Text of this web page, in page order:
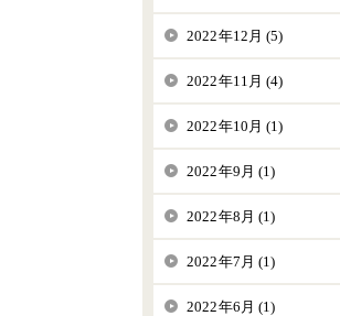
2022年12月 (5)
2022年11月 (4)
2022年10月 (1)
2022年9月 (1)
2022年8月 (1)
2022年7月 (1)
2022年6月 (1)